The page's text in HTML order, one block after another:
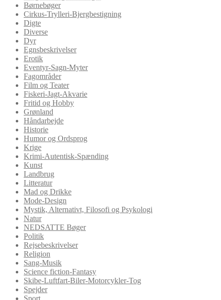
Børnebøger
Cirkus-Trylleri-Bjergbestigning
Digte
Diverse
Dyr
Egnsbeskrivelser
Erotik
Eventyr-Sagn-Myter
Fagområder
Film og Teater
Fiskeri-Jagt-Akvarie
Fritid og Hobby
Grønland
Håndarbejde
Historie
Humor og Ordsprog
Krige
Krimi-Autentisk-Spænding
Kunst
Landbrug
Litteratur
Mad og Drikke
Mode-Design
Mystik, Alternativt, Filosofi og Psykologi
Natur
NEDSATTE Bøger
Politik
Rejsebeskrivelser
Religion
Sang-Musik
Science fiction-Fantasy
Skibe-Luftfart-Biler-Motorcykler-Tog
Spejder
Sport